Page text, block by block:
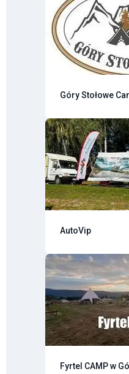
Góry Stołowe
AutoVip
Fyrtel CAMP w